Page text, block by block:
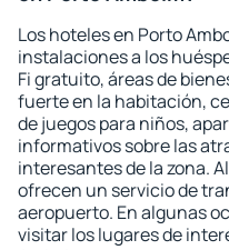
Los hoteles en Porto
instalaciones a los
Fi gratuito, áreas de
fuerte en la habitación,
de juegos para niños,
informativos sobre las
interesantes de la zona.
ofrecen un servicio de
aeropuerto. En algunas
visitar los lugares de